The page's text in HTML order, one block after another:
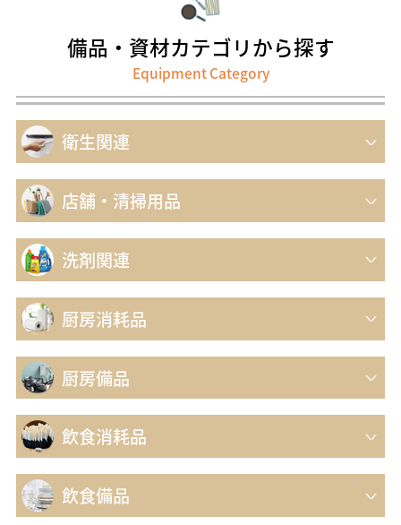
備品・資材カテゴリから探す
Equipment Category
衛生関連
店舗・清掃用品
洗剤関連
厨房消耗品
厨房備品
飲食消耗品
飲食備品